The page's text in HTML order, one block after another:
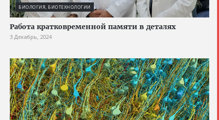
БИОЛОГИЯ, БИОТЕХНОЛОГИИ
Работа кратковременной памяти в деталях
3 Декабрь, 2024